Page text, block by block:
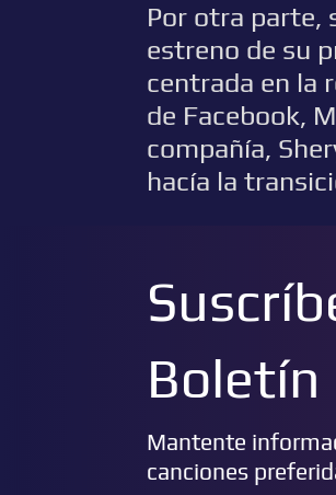
Por otra parte,
estreno de su
centrada en la
de Facebook,
compañía,
hacía la
Boletín
Mantente
canciones